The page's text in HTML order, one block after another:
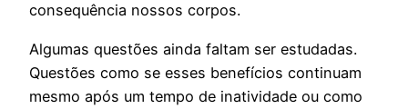
consequência nossos corpos.
Algumas questões ainda faltam ser estudadas.
Questões como se esses benefícios continuam
mesmo após um tempo de inatividade ou como